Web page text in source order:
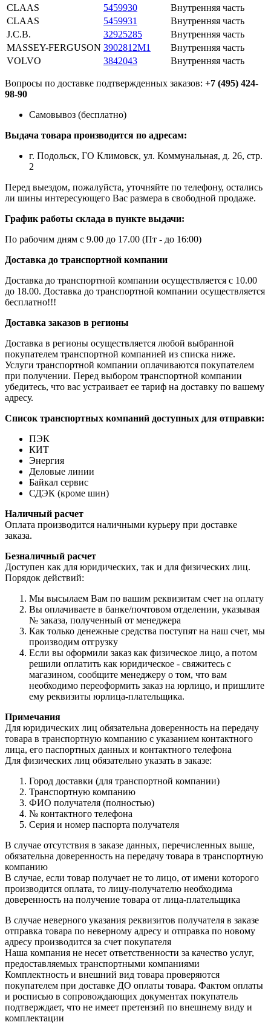
CLAAS
5459930
Внутренняя часть
CLAAS
5459931
Внутренняя часть
J.C.B.
32925285
Внутренняя часть
MASSEY-FERGUSON 3902812M1
Внутренняя часть
VOLVO
3842043 Внутренняя часть
Вопросы по доставке подтвержденных заказов: +7 (495) 424-
98-90
Самовывоз (бесплатно)
Выдача товара производится по адресам:
г. Подольск, ГО Климовск, ул. Коммунальная, д. 26, стр.
2
Перед выездом, пожалуйста, уточняйте по телефону, остались
ли шины интересующего Вас размера в свободной продаже.
График работы склада в пункте выдачи:
По рабочим дням с 9.00 до 17.00 (Пт - до 16:00)
Доставка до транспортной компании
Доставка до транспортной компании осуществляется с 10.00
до 18.00. Доставка до транспортной компании осуществляется
бесплатно!!!
Доставка заказов в регионы
Доставка в регионы осуществляется любой выбранной
покупателем транспортной компанией из списка ниже.
Услуги транспортной компании оплачиваются покупателем
при получении. Перед выбором транспортной компании
убедитесь, что вас устраивает ее тариф на доставку по вашему
адресу.
Список транспортных компаний доступных для отправки:
ПЭК
КИТ
Энергия
Деловые линии
Байкал сервис
СДЭК (кроме шин)
Наличный расчет
Оплата производится наличными курьеру при доставке
заказа.
Безналичный расчет
Доступен как для юридических, так и для физических лиц.
Порядок действий:
Мы высылаем Вам по вашим реквизитам счет на оплату
Вы оплачиваете в банке/почтовом отделении, указывая
№ заказа, полученный от менеджера
Как только денежные средства поступят на наш счет, мы
производим отгрузку
Если вы оформили заказ как физическое лицо, а потом
решили оплатить как юридическое - свяжитесь с
магазином, сообщите менеджеру о том, что вам
необходимо переоформить заказ на юрлицо, и пришлите
ему реквизиты юрлица-плательщика.
Примечания
Для юридических лиц обязательна доверенность на передачу
товара в транспортную компанию с указанием контактного
лица, его паспортных данных и контактного телефона
Для физических лиц обязательно указать в заказе:
Город доставки (для транспортной компании)
Транспортную компанию
ФИО получателя (полностью)
№ контактного телефона
Серия и номер паспорта получателя
В случае отсутствия в заказе данных, перечисленных выше,
обязательна доверенность на передачу товара в транспортную
компанию
В случае, если товар получает не то лицо, от имени которого
производится оплата, то лицу-получателю необходима
доверенность на получение товара от лица-плательщика
В случае неверного указания реквизитов получателя в заказе
отправка товара по неверному адресу и отправка по новому
адресу производится за счет покупателя
Наша компания не несет ответственности за качество услуг,
предоставляемых транспортными компаниями
Комплектность и внешний вид товара проверяются
покупателем при доставке ДО оплаты товара. Фактом оплаты
и росписью в сопровождающих документах покупатель
подтверждает, что не имеет претензий по внешнему виду и
комплектации